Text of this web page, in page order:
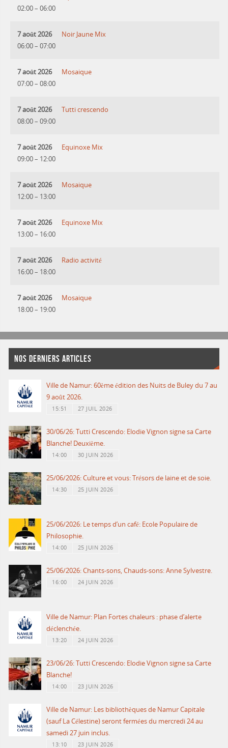
02:00– 06:00
7 août 2026
06:00– 07:00
Noir Jaune Mix
7 août 2026
07:00– 08:00
Mosaique
7 août 2026
08:00– 09:00
Tutti crescendo
7 août 2026
09:00– 12:00
Equinoxe Mix
7 août 2026
12:00– 13:00
Mosaique
7 août 2026
13:00– 16:00
Equinoxe Mix
7 août 2026
16:00– 18:00
Radio activité
7 août 2026
18:00– 19:00
Mosaique
NOS DERNIERS ARTICLES
Ville de Namur: 60ème édition des Nuits de Buley du 7 au
9 août 2026.
15:51 27 JUIL 2026
30/06/26: Tutti Crescendo: Elodie Vignon signe sa Carte
Blanche! Deuxième.
14:00 30 JUIN 2026
25/06/2026: Culture et vous: Trésors de laine et de soie.
14:30 25 JUIN 2026
25/06/2026: Le temps d’un café: Ecole Populaire de
Philosophie.
14:00 25 JUIN 2026
25/06/2026: Chants-sons, Chauds-sons: Anne Sylvestre.
16:00 24 JUIN 2026
Ville de Namur: Plan Fortes chaleurs : phase d’alerte
déclenchée.
13:20 24 JUIN 2026
23/06/26: Tutti Crescendo: Elodie Vignon signe sa Carte
Blanche!
14:00 23 JUIN 2026
Ville de Namur: Les bibliothèques de Namur Capitale
(sauf La Célestine) seront fermées du mercredi 24 au
samedi 27 juin inclus.
13:10 23 JUIN 2026